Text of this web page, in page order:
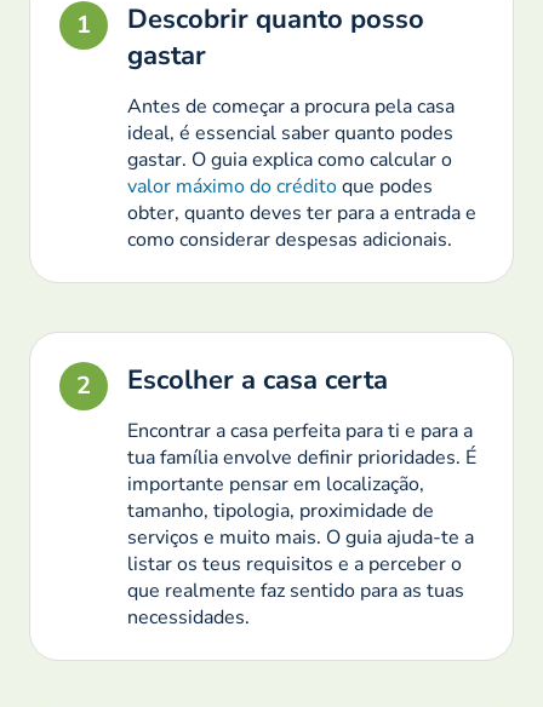
1
Descobrir quanto posso
gastar
Antes de começar a procura pela casa
ideal, é essencial saber quanto podes
gastar. O guia explica comocalcular o
valor máximo do créditoque podes
obter, quanto deves ter para a entrada e
como considerar despesas adicionais.
2 Escolher a casa certa
Encontrar a casa perfeita para ti e para a
tua família envolve definir prioridades. É
importante pensar em localização,
tamanho, tipologia, proximidade de
serviços e muito mais. O guia ajuda-te a
listar os teus requisitos e a perceber o
que realmente faz sentido para as tuas
necessidades.